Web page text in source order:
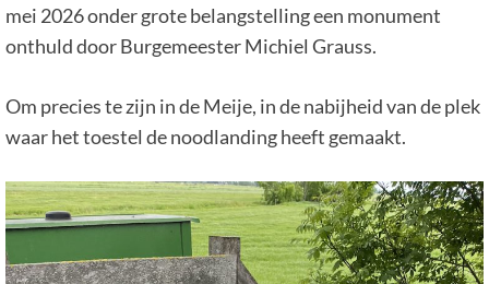
mei 2026 onder grote belangstelling een monument
onthuld door Burgemeester Michiel Grauss.
Om precies te zijn in de Meije, in de nabijheid van de plek
waar het toestel de noodlanding heeft gemaakt.